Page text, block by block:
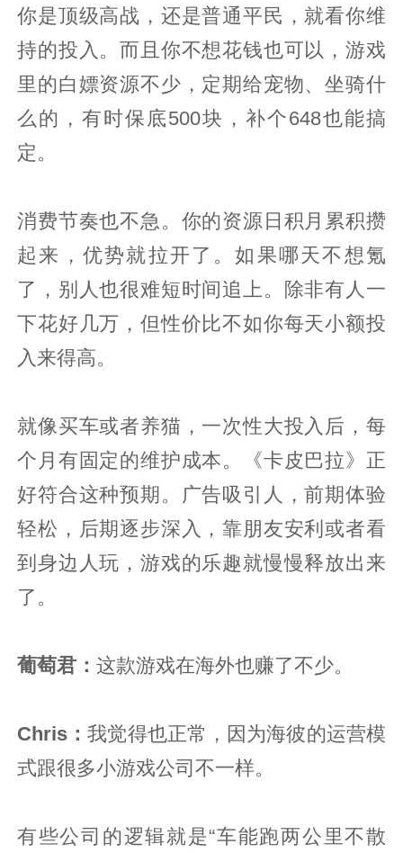
你是顶级高战，还是普通平民，就看你维
持的投入。而且你不想花钱也可以，游戏
里的白嫖资源不少，定期给宠物、坐骑什
么的，有时保底500块，补个648也能搞
定。
消费节奏也不急。你的资源日积月累积攒
起来，优势就拉开了。如果哪天不想氪
了，别人也很难短时间追上。除非有人一
下花好几万，但性价比不如你每天小额投
入来得高。
就像买车或者养猫，一次性大投入后，每
个月有固定的维护成本。《卡皮巴拉》正
好符合这种预期。广告吸引人，前期体验
轻松，后期逐步深入，靠朋友安利或者看
到身边人玩，游戏的乐趣就慢慢释放出来
了。
葡萄君 ：这款游戏在海外也赚了不少。
Chris：我觉得也正常，因为海彼的运营模
式跟很多小游戏公司不一样。
有些公司的逻辑就是“车能跑两公里不散